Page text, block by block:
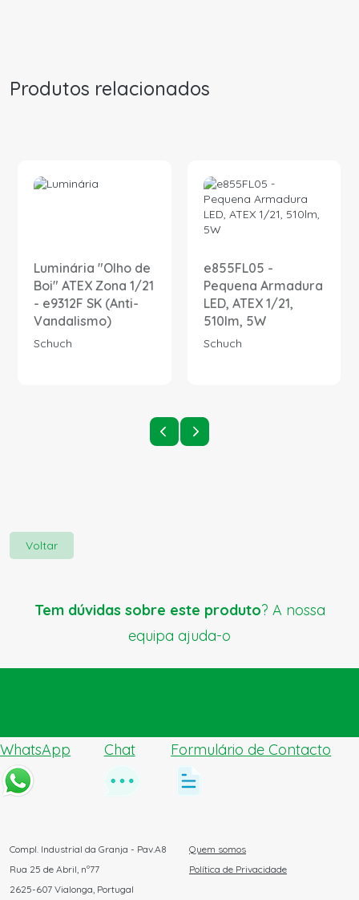
Produtos relacionados
Luminária "Olho de
Boi" ATEX Zona 1/21
- e9312F SK (Anti-
Vandalismo)
Schuch
e855FL05 -
Pequena Armadura
LED, ATEX 1/21,
510lm, 5W
Schuch
Voltar
Tem dúvidas sobre este produto? A nossa
equipa ajuda-o
WhatsApp Chat Formulário de Contacto
Compl. Industrial da Granja - Pav.A8
Rua 25 de Abril, nº77
2625-607 Vialonga, Portugal
Quem somos
Política de Privacidade